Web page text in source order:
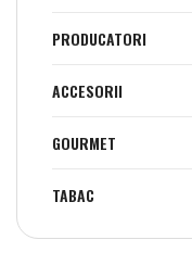
PRODUCATORI
ACCESORII
GOURMET
TABAC